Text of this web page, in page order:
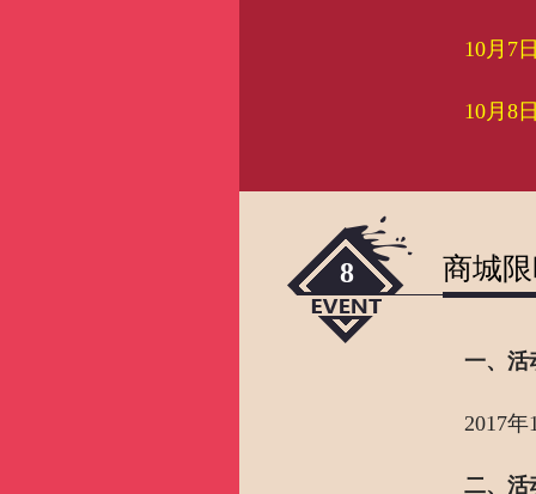
10月7
10月8
8 商城
一、活
2017年
二、活